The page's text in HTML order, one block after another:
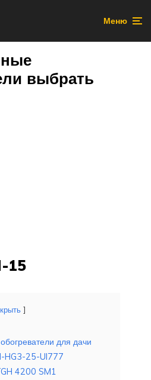
Меню
выбрать
15
для дачи
HG3-25-UI777
4200 SM1